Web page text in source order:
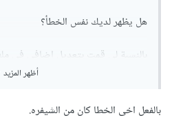
هل يظهر لديك نفس الخطأ؟
أظهر المزيد
بالفعل اخى الخطا كان من الشيفره.